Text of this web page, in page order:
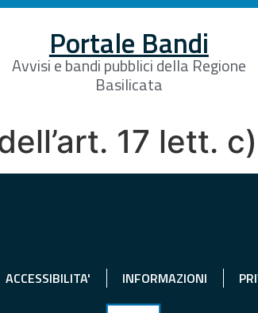
Portale Bandi
Avvisi e bandi pubblici della Regione
Basilicata
17 lett.
ACCESSIBILITA' INFORMAZIONI